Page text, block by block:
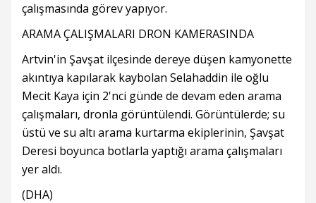
çalışmasında görev yapıyor.
ARAMA ÇALIŞMALARI DRON KAMERASINDA
Artvin'in Şavşat ilçesinde dereye düşen kamyonette
akıntıya kapılarak kaybolan Selahaddin ile oğlu
Mecit Kaya için 2'nci günde de devam eden arama
çalışmaları, dronla görüntülendi. Görüntülerde; su
üstü ve su altı arama kurtarma ekiplerinin, Şavşat
Deresi boyunca botlarla yaptığı arama çalışmaları
yer aldı.
(DHA)